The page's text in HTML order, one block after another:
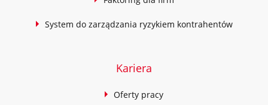
System do zarządzania ryzykiem kontrahentów
Kariera
Oferty pracy